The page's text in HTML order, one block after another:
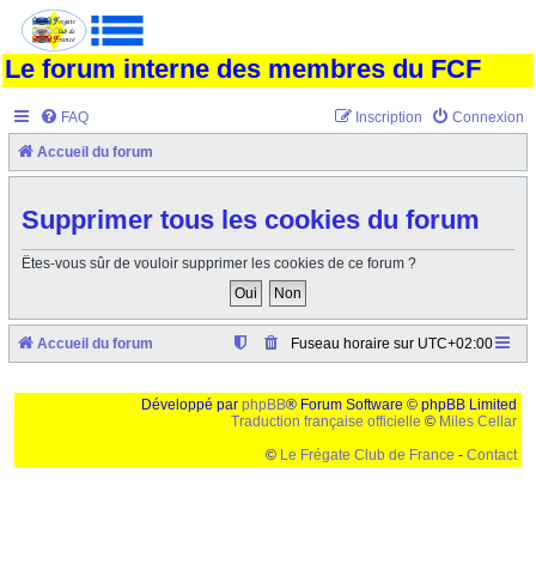
Le forum interne des membres du FCF
FAQ Connexion
Inscription
Accueil du forum
Supprimer tous les cookies du forum
Êtes-vous sûr de vouloir supprimer les cookies de ce forum ?
Accueil du forum Fuseau horaire sur UTC+02:00
Développé par phpBB® Forum Software © phpBB Limited
Traduction française officielle © Miles Cellar
© Le Frégate Club de France - Contact